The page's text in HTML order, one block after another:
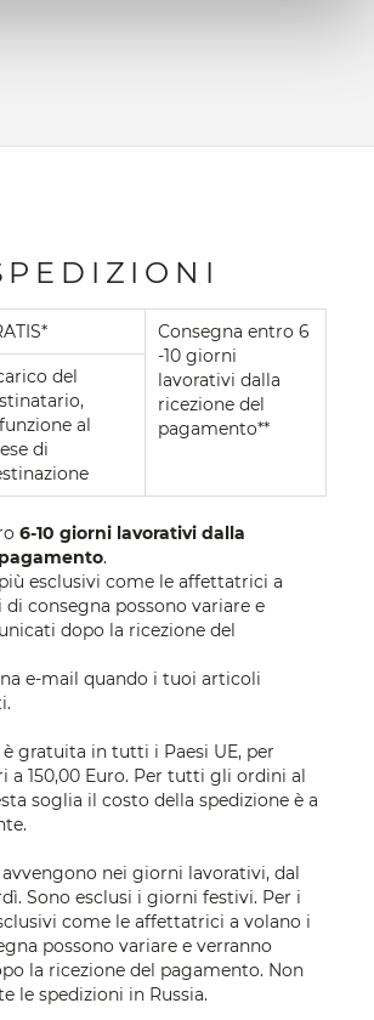
Consegna entro 6
-10 giorni
lavorativi dalla
ricezione del
pagamento**
del
al
di
6-10 giorni lavorativi dalla
.
esclusivi come le affettatrici a
consegna possono variare e
dopo la ricezione del
e-mail quando i tuoi articoli
è gratuita in tutti i Paesi UE, per
a 150,00 Euro. Per tutti gli ordini al
soglia il costo della spedizione è a
avvengono nei giorni lavorativi, dal
Sono esclusi i giorni festivi. Per i
come le affettatrici a volano i
possono variare e verranno
la ricezione del pagamento. Non
le spedizioni in Russia.